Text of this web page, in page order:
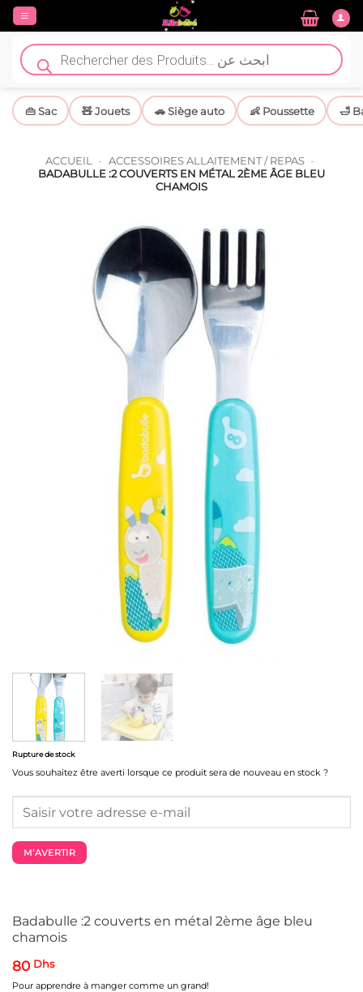
Passer
contenu
Recherche
de
produits
👜 Sac 🧸 Jouets 🚗 Siège auto 👶 Poussette 🛁
ACCUEIL - ACCESSOIRES ALLAITEMENT / REPAS -
BADABULLE :2 COUVERTS EN MÉTAL 2ÈME ÂGE BLEU
CHAMOIS
Badabulle :2 couverts en métal 2ème âge bleu
chamois
80 Dhs
Pour apprendre à manger comme un grand!
Rupture de stock
Vous souhaitez être averti lorsque ce produit sera de nouveau en stock ?
M’AVERTIR